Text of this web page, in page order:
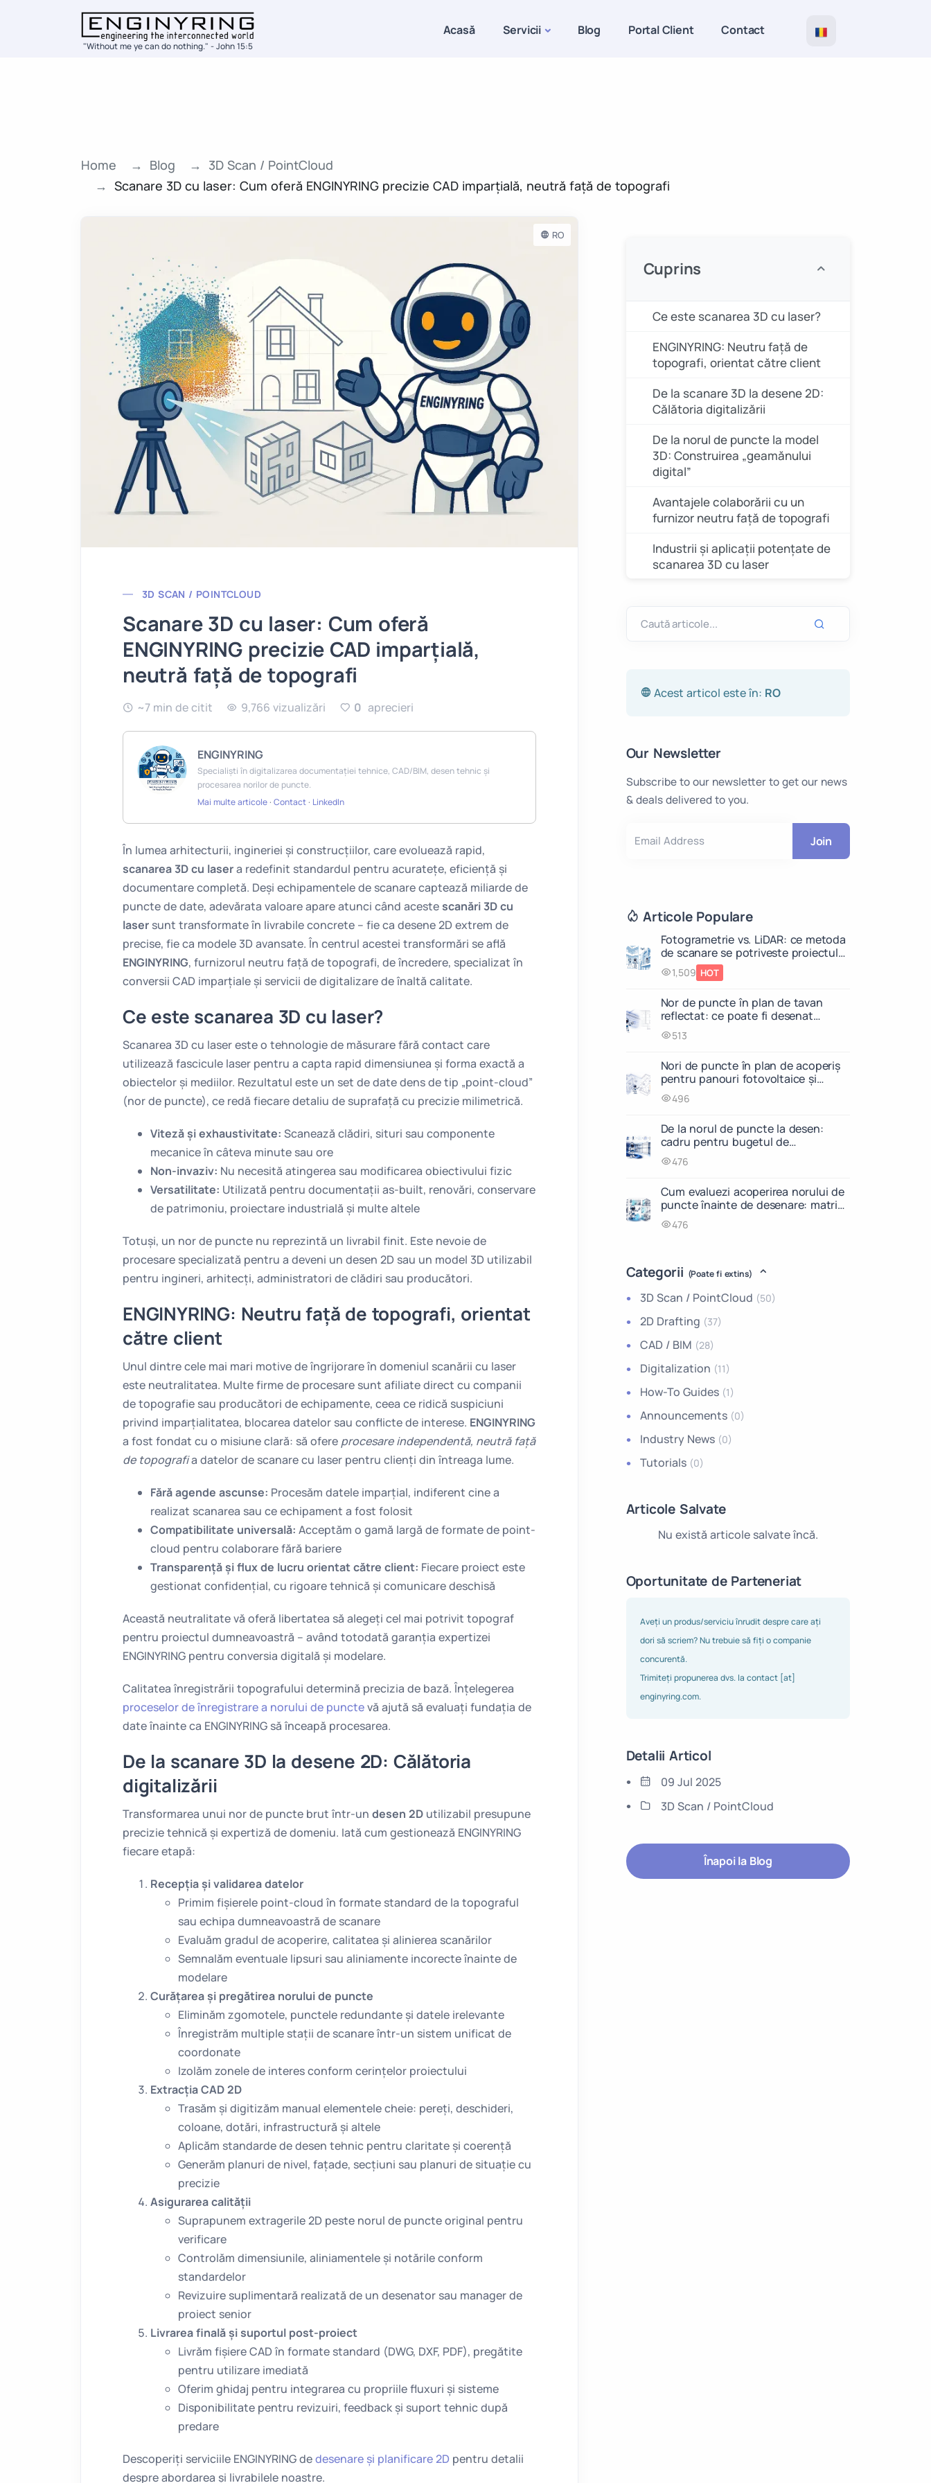
"Without me ye can do nothing." - John 15:5
Acasă Servicii Blog Portal Client Contact
Home Blog
3D Scan / PointCloud
Scanare 3D cu laser: Cum oferă ENGINYRING precizie CAD imparțială, neutră față de topografi
RO
3D SCAN / POINTCLOUD
Scanare 3D cu laser: Cum oferă
ENGINYRING precizie CAD imparțială,
neutră față de topografi
~7 min de citit 9,766 vizualizări 0 aprecieri
ENGINYRING
Specialiști în digitalizarea documentației tehnice, CAD/BIM, desen tehnic și
procesarea norilor de puncte.
Mai multe articole · Contact · LinkedIn
În lumea arhitecturii, ingineriei și construcțiilor, care evoluează rapid,
scanarea 3D cu lasera redefinit standardul pentru acuratețe, eficiență și
documentare completă. Deși echipamentele de scanare captează miliarde de
puncte de date, adevărata valoare apare atunci când aceste scanări 3D cu
laser sunt transformate în livrabile concrete – fie ca desene 2D extrem de
precise, fie ca modele 3D avansate. În centrul acestei transformări se află
ENGINYRING, furnizorul neutru față de topografi, de încredere, specializat în
conversii CAD imparțiale și servicii de digitalizare de înaltă calitate.
Ce este scanarea 3D cu laser?
Scanarea 3D cu laser este o tehnologie de măsurare fără contact care
utilizează fascicule laser pentru a capta rapid dimensiunea și forma exactă a
obiectelor și mediilor. Rezultatul este un set de date dens de tip „point-cloud”
(nor de puncte), ce redă fiecare detaliu de suprafață cu precizie milimetrică.
Viteză și exhaustivitate: Scanează clădiri, situri sau componente
mecanice în câteva minute sau ore
Non-invaziv: Nu necesită atingerea sau modificarea obiectivului fizic
Versatilitate: Utilizată pentru documentații as-built, renovări, conservare
de patrimoniu, proiectare industrială și multe altele
Totuși, un nor de puncte nu reprezintă un livrabil finit. Este nevoie de
procesare specializată pentru a deveni un desen 2D sau un model 3D utilizabil
pentru ingineri, arhitecți, administratori de clădiri sau producători.
ENGINYRING: Neutru față de topografi, orientat
către client
Unul dintre cele mai mari motive de îngrijorare în domeniul scanării cu laser
este neutralitatea. Multe firme de procesare sunt afiliate direct cu companii
de topografie sau producători de echipamente, ceea ce ridică suspiciuni
privind imparțialitatea, blocarea datelor sau conflicte de interese. ENGINYRING
a fost fondat cu o misiune clară: să ofere procesare independentă, neutră față
de topografia datelor de scanare cu laser pentru clienți din întreaga lume.
Fără agende ascunse: Procesăm datele imparțial, indiferent cine a
realizat scanarea sau ce echipament a fost folosit
Compatibilitate universală: Acceptăm o gamă largă de formate de point-
cloud pentru colaborare fără bariere
Transparență și flux de lucru orientat către client: Fiecare proiect este
gestionat confidențial, cu rigoare tehnică și comunicare deschisă
Această neutralitate vă oferă libertatea să alegeți cel mai potrivit topograf
pentru proiectul dumneavoastră – având totodată garanția expertizei
ENGINYRING pentru conversia digitală și modelare.
Calitatea înregistrării topografului determină precizia de bază. Înțelegerea
proceselor de înregistrare a norului de punctevă ajută să evaluați fundația de
date înainte ca ENGINYRING să înceapă procesarea.
De la scanare 3D la desene 2D: Călătoria
digitalizării
Transformarea unui nor de puncte brut într-un desen 2D utilizabil presupune
precizie tehnică și expertiză de domeniu. Iată cum gestionează ENGINYRING
fiecare etapă:
Recepția și validarea datelor
Primim fișierele point-cloud în formate standard de la topograful
sau echipa dumneavoastră de scanare
Evaluăm gradul de acoperire, calitatea și alinierea scanărilor
Semnalăm eventuale lipsuri sau aliniamente incorecte înainte de
modelare
Curățarea și pregătirea norului de puncte
Eliminăm zgomotele, punctele redundante și datele irelevante
Înregistrăm multiple stații de scanare într-un sistem unificat de
coordonate
Izolăm zonele de interes conform cerințelor proiectului
Extracția CAD 2D
Trasăm și digitizăm manual elementele cheie: pereți, deschideri,
coloane, dotări, infrastructură și altele
Aplicăm standarde de desen tehnic pentru claritate și coerență
Generăm planuri de nivel, fațade, secțiuni sau planuri de situație cu
precizie
Asigurarea calității
Suprapunem extragerile 2D peste norul de puncte original pentru
verificare
Controlăm dimensiunile, aliniamentele și notările conform
standardelor
Revizuire suplimentară realizată de un desenator sau manager de
proiect senior
Livrarea finală și suportul post-proiect
Livrăm fișiere CAD în formate standard (DWG, DXF, PDF), pregătite
pentru utilizare imediată
Oferim ghidaj pentru integrarea cu propriile fluxuri și sisteme
Disponibilitate pentru revizuiri, feedback și suport tehnic după
predare
Descoperiți serviciile ENGINYRING dedesenare și planificare 2D pentru detalii
despre abordarea și livrabilele noastre.
Cuprins
Ce este scanarea 3D cu laser?
ENGINYRING: Neutru față de
topografi, orientat către client
De la scanare 3D la desene 2D:
Călătoria digitalizării
De la norul de puncte la model
3D: Construirea „geamănului
digital”
Avantajele colaborării cu un
furnizor neutru față de topografi
Industrii și aplicații potențate de
scanarea 3D cu laser
acționabile
Începeți procesarea scanărilor
Acest articol este în: RO
Our Newsletter
Subscribe to our newsletter to get our news
& deals delivered to you.
Email Address Join
Articole Populare
Fotogrametrie vs. LiDAR: ce metoda
de scanare se potriveste proiectului
tau?1,509 HOT
Nor de puncte în plan de tavan
reflectat: ce poate fi desenat
corect dintr-o scanare 3D?
513
Nori de puncte în plan de acoperiș
pentru panouri fotovoltaice și
reabilitare: ce trebuie să conțină
scanarea
496
De la norul de puncte la desen:
cadru pentru bugetul de
incertitudine al livrabilelor CAD și al
modelelor geometrice 3D
476
Cum evaluezi acoperirea norului de
puncte înainte de desenare: matrice
de completitudine pentru fiecare
livrabil
476
Categorii (Poate fi extins)
3D Scan / PointCloud (50)
2D Drafting (37)
CAD / BIM (28)
Digitalization (11)
How-To Guides (1)
Announcements (0)
Industry News (0)
Tutorials (0)
Articole Salvate
Nu există articole salvate încă.
Oportunitate de Parteneriat
Aveți un produs/serviciu înrudit despre care ați
dori să scriem? Nu trebuie să fiți o companie
concurentă.
Trimiteți propunerea dvs. la contact [at]
enginyring.com.
Detalii Articol
09 Jul 2025
3D Scan / PointCloud
Înapoi la Blog